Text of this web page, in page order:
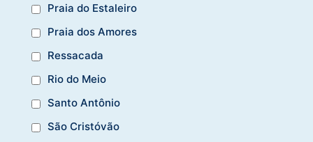
Praia do Estaleiro
Praia dos Amores
Ressacada
Rio do Meio
Santo Antônio
São Cristóvão